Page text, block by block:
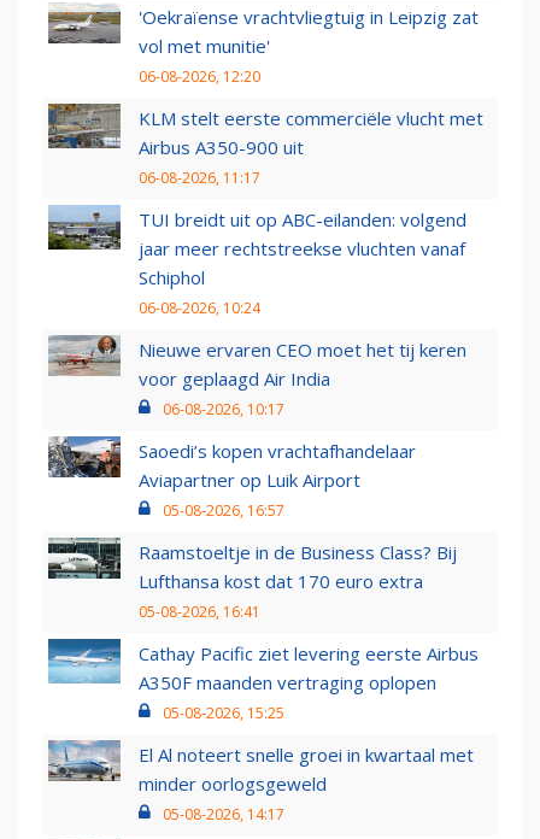
'Oekraïense vrachtvliegtuig in Leipzig zat
vol met munitie'
06-08-2026, 12:20
KLM stelt eerste commerciële vlucht met
Airbus A350-900 uit
06-08-2026, 11:17
TUI breidt uit op ABC-eilanden: volgend
jaar meer rechtstreekse vluchten vanaf
Schiphol
06-08-2026, 10:24
Nieuwe ervaren CEO moet het tij keren
voor geplaagd Air India
06-08-2026, 10:17
Saoedi’s kopen vrachtafhandelaar
Aviapartner op Luik Airport
05-08-2026, 16:57
Raamstoeltje in de Business Class? Bij
Lufthansa kost dat 170 euro extra
05-08-2026, 16:41
Cathay Pacific ziet levering eerste Airbus
A350F maanden vertraging oplopen
05-08-2026, 15:25
El Al noteert snelle groei in kwartaal met
minder oorlogsgeweld
05-08-2026, 14:17